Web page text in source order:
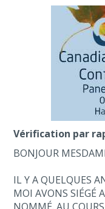
Vérification par
BONJOUR
IL Y A QUELQUES
MOI AVONS SIÉGÉ